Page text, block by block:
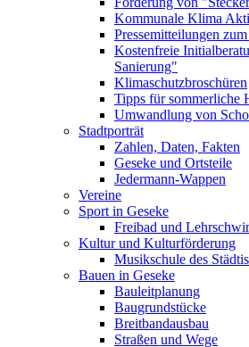
Kommunale Klima
Pressemitteilungen
Kostenfreie
Sanierung"
Klimaschutzbroschüren
Tipps für sommerliche
Umwandlung von
Stadtporträt
Zahlen, Daten, Fakten
Geseke und Ortsteile
Jedermann-Wappen
Vereine
Sport in Geseke
Freibad und
Kultur und Kulturförderung
Musikschule des
Bauen in Geseke
Bauleitplanung
Baugrundstücke
Breitbandausbau
Straßen und Wege